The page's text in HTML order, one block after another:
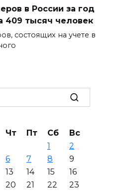
в России за год
409 тысяч человек
состоящих на учете в
Чт Пт Сб
Вс
1
2
6 7 8
9
13 14 15
16
20 21 22
23